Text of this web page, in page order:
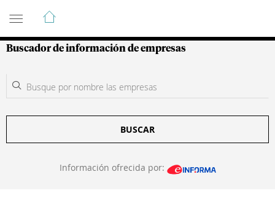
Guía de Empresas Colombianas
Buscador de información de empresas
BUSCAR
Información ofrecida por: